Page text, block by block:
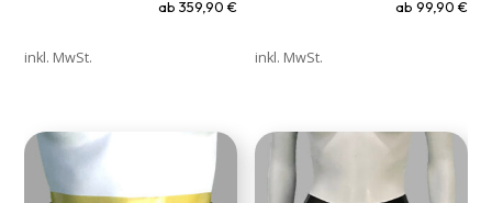
ab 359,90 €
inkl. MwSt.
ab 99,90 €
inkl. MwSt.